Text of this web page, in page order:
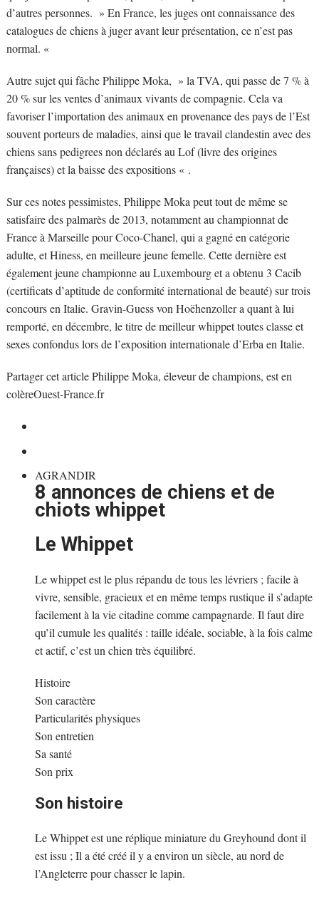
d’autres personnes. » En France, les juges ont connaissance des
catalogues de chiens à juger avant leur présentation, ce n’est pas
normal. «
Autre sujet qui fâche Philippe Moka, » la TVA, qui passe de 7 % à
20 % sur les ventes d’animaux vivants de compagnie. Cela va
favoriser l’importation des animaux en provenance des pays de l’Est
souvent porteurs de maladies, ainsi que le travail clandestin avec des
chiens sans pedigrees non déclarés au Lof (livre des origines
françaises) et la baisse des expositions « .
Sur ces notes pessimistes, Philippe Moka peut tout de même se
satisfaire des palmarès de 2013, notamment au championnat de
France à Marseille pour Coco-Chanel, qui a gagné en catégorie
adulte, et Hiness, en meilleure jeune femelle. Cette dernière est
également jeune championne au Luxembourg et a obtenu 3 Cacib
(certificats d’aptitude de conformité international de beauté) sur trois
concours en Italie. Gravin-Guess von Hoëhenzoller a quant à lui
remporté, en décembre, le titre de meilleur whippet toutes classe et
sexes confondus lors de l’exposition internationale d’Erba en Italie.
Partager cet article Philippe Moka, éleveur de champions, est en
colèreOuest-France.fr
AGRANDIR
8 annonces de chiens et de
chiots whippet
Le Whippet
Le whippet est le plus répandu de tous les lévriers ; facile à
vivre, sensible, gracieux et en même temps rustique il s’adapte
facilement à la vie citadine comme campagnarde. Il faut dire
qu’il cumule les qualités : taille idéale, sociable, à la fois calme
et actif, c’est un chien très équilibré.
Histoire
Son caractère
Particularités physiques
Son entretien
Sa santé
Son prix
Son histoire
Le Whippet est une réplique miniature du Greyhound dont il
est issu ; Il a été créé il y a environ un siècle, au nord de
l’Angleterre pour chasser le lapin.